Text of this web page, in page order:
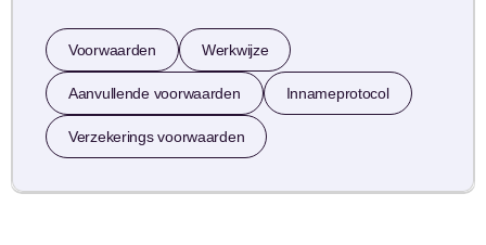
Voorwaarden Werkwijze
Aanvullende voorwaarden Innameprotocol
Verzekerings voorwaarden